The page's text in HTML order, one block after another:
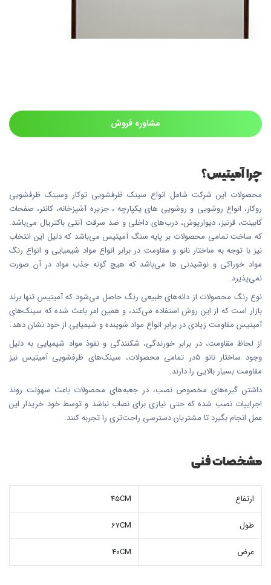
مشاوره فروش
چرا آمیتیس؟
محصولات این شرکت شامل انواع سینک ظرفشویی توکار وسینک ظرفشویی
روکار، انواع روشویی و روشویی های یکپارچه ، جزیره آشپزخانه، کانتر، صفحات
کابینت، قرنیز، دیوارپوش، درب‌های داخلی و ضد سرقت آنتی باکتریال می‌باشد.
که ساخت تمامی محصولات بر پایه سنگ آمیتیس می‌باشد که دلیل این انتخاب
نیز با توجه به ساختار نانو و مقاومت در برابر انواع مواد شیمیایی و انواع رنگ
مواد خوراکی و نوشیدنی ها می‌باشد که هیچ گونه جذب مواد در آن صورت
نمی‌پذیرد.
نوع رنگ محصولات از دانه‌های طبیعی رنگ حاصل می‌شود که آمیتیس تنها برند
بازار است که از این روش استفاده می‌کند، و همین امر باعث شده که سینک‌های
آمیتیس مقاومت زیادی در برابر انواع مواد شوینده و شیمیایی از خود نشان دهد.
از لحاظ مقاومت، در برابر خورندگی، شکنندگی و نفوذ مواد شیمیایی به دلیل
وجود ساختار نانو 5در تمامی محصولات، سینک‌های ظرفشویی آمیتیس نیز
مقاومت بسیار بالایی را دارند.
داشتن گیره‌های مخصوص نصب، در جعبه‌های محصولات باعث سهولت روند
اجراییات نصب شده که حتی نیازی برای نصاب نباشد و توسط خود خریدار این
عمل انجام بگیرد تا مشتریان دسترسی راحت‌تری را تجربه کنند.
مشخصات فنی
ارتفاع 45CM
طول 67CM
عرض 40CM